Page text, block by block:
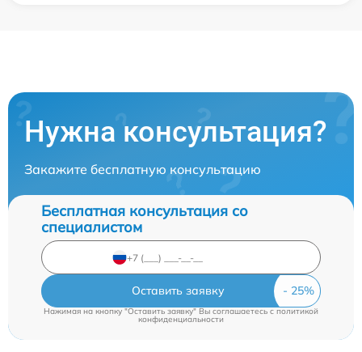
Нужна консультация?
Закажите бесплатную консультацию
Бесплатная консультация со
специалистом
Оставить заявку
Нажимая на кнопку "Оставить заявку" Вы соглашаетесь cполитикой
конфиденциальности